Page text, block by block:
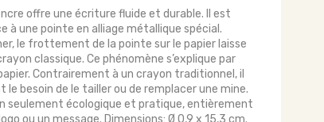
offre une écriture fluide et durable. Il est
à une pointe en alliage métallique spécial.
le frottement de la pointe sur le papier laisse
classique. Ce phénomène s’explique par
Contrairement à un crayon traditionnel, il
besoin de le tailler ou de remplacer une mine.
seulement écologique et pratique, entièrement
ou un message. Dimensions: Ø 0,9 x 15,3 cm.